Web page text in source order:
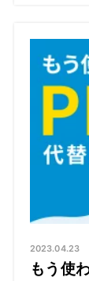
2023.04.23
もう使